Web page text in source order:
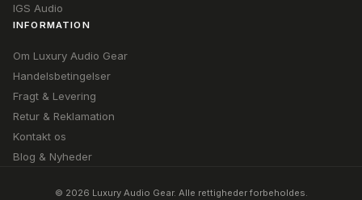
IGS Audio
INFORMATION
Om Luxury Audio Gear
Handelsbetingelser
Fragt & Levering
Retur & Reklamation
Kontakt os
Blog & Nyheder
© 2026 Luxury Audio Gear. Alle rettigheder forbeholdes.